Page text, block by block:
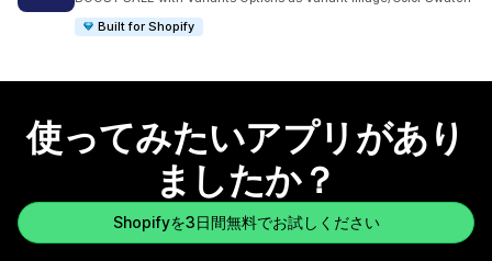
Built for Shopify
使ってみたいアプリがあり
ましたか？
Shopifyを3日間無料でお試しください